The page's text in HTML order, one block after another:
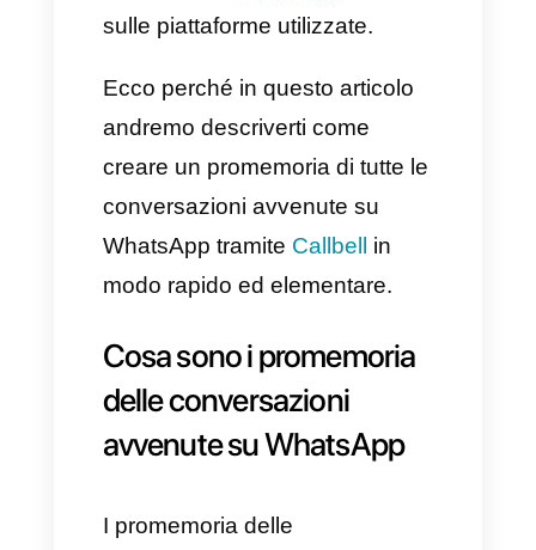
gestire enormi quantità di
informazioni che, molte volte,
sono estremamente difficili da
ricordare.
Questo significa che è
fondamentale tenere a mente
tutto ciò che si dovrà fare,
incluse le informazioni dei tuoi
clienti sia suWhatsApp